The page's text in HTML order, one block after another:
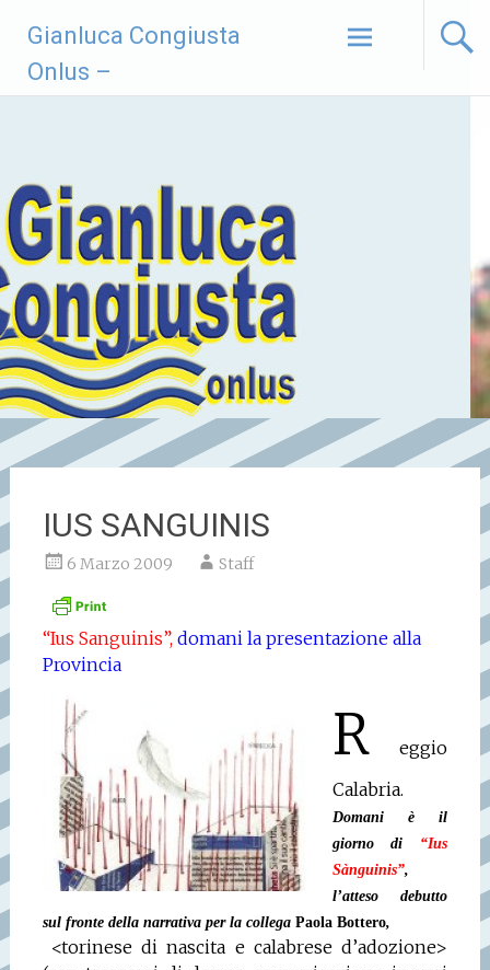
contenuto
Gianluca Congiusta
Onlus –
IUS SANGUINIS
6 Marzo 2009 Staff
“Ius Sanguinis”, domani la presentazione alla
Provincia
Reggio
Calabria.
Domani è il
giorno di “Ius
Sànguinis”,
l’atteso debutto
sul fronte della narrativa per la collega Paola Bottero,
<torinese di nascita e calabrese d’adozione>